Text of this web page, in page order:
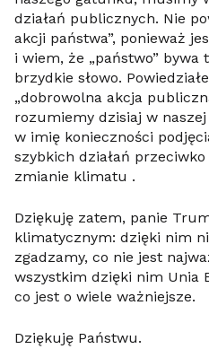
działań publicznych. Nie
akcji państwa”, ponieważ
i wiem, że „państwo”
brzydkie słowo.
„dobrowolna akcja
rozumiemy dzisiaj w
w imię konieczności
szybkich działań
zmianie klimatu .
Dziękuję zatem, panie
klimatycznym: dzięki nim
zgadzamy, co nie jest
wszystkim dzięki nim Unia
co jest o wiele ważniejsze.
Dziękuję Państwu.